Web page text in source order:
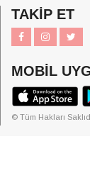
TAKİP ET
MOBİL
© Tüm Hakları